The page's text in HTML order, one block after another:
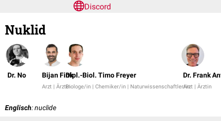
Discord
Nuklid
Dr. No Bijan Fink
Arzt | Ärztin
Dipl.-Biol. Timo Freyer
Biologe/in | Chemiker/in | Naturwissenschaftler/in
Dr. Frank
Arzt | Ärztin
Englisch: nuclide